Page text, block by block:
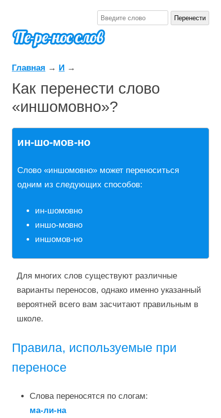
Главная → И →
Как перенести слово
«иншомовно»?
ин-шо-мов-но
Слово «иншомовно» может переноситься
одним из следующих способов:
ин-шомовно
иншо-мовно
иншомов-но
Для многих слов существуют различные
варианты переносов, однако именно указанный
вероятней всего вам засчитают правильным в
школе.
Правила, используемые при
переносе
Слова переносятся по слогам:
ма-ли-на